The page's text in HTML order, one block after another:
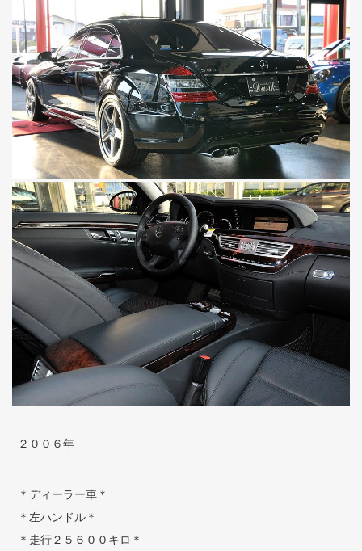
２００６年
＊ディーラー車＊
＊左ハンドル＊
＊走行２５６００キロ＊